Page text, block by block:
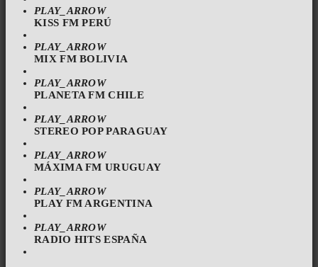
PLAY_ARROW
KISS FM PERÚ
PLAY_ARROW
MIX FM BOLIVIA
PLAY_ARROW
PLANETA FM CHILE
PLAY_ARROW
STEREO POP PARAGUAY
PLAY_ARROW
MÁXIMA FM URUGUAY
PLAY_ARROW
PLAY FM ARGENTINA
PLAY_ARROW
RADIO HITS ESPAÑA